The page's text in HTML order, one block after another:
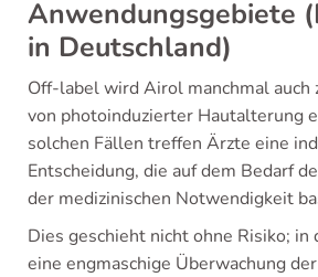
Anwendungsgebiete
in Deutschland)
Off-label wird Airol manchmal auch
von photoinduzierter Hautalterung
solchen Fällen treffen Ärzte eine
Entscheidung, die auf dem Bedarf
der medizinischen Notwendigkeit
Dies geschieht nicht ohne Risiko;
eine engmaschige Überwachung der